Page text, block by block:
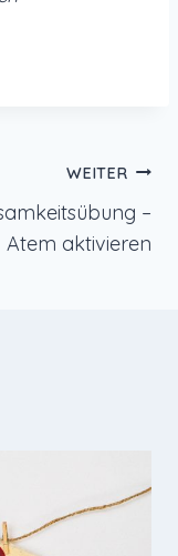
WEITER
–
Atem aktivieren